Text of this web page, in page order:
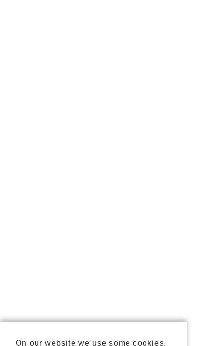
On our website we use some cookies.